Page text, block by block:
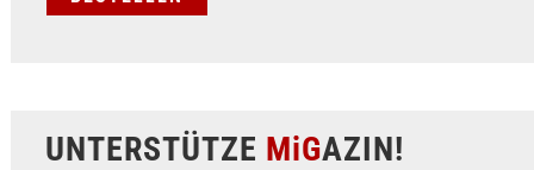
UNTERSTÜTZE MiGAZIN!